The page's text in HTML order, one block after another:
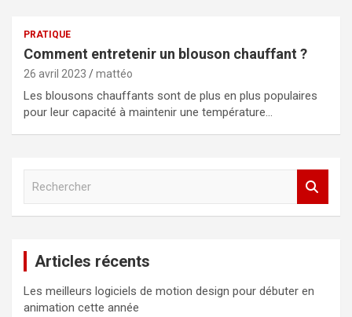
PRATIQUE
Comment entretenir un blouson chauffant ?
26 avril 2023 mattéo
Les blousons chauffants sont de plus en plus populaires
pour leur capacité à maintenir une température…
c
h
e
Articles récents
Les meilleurs logiciels de motion design pour débuter en
animation cette année